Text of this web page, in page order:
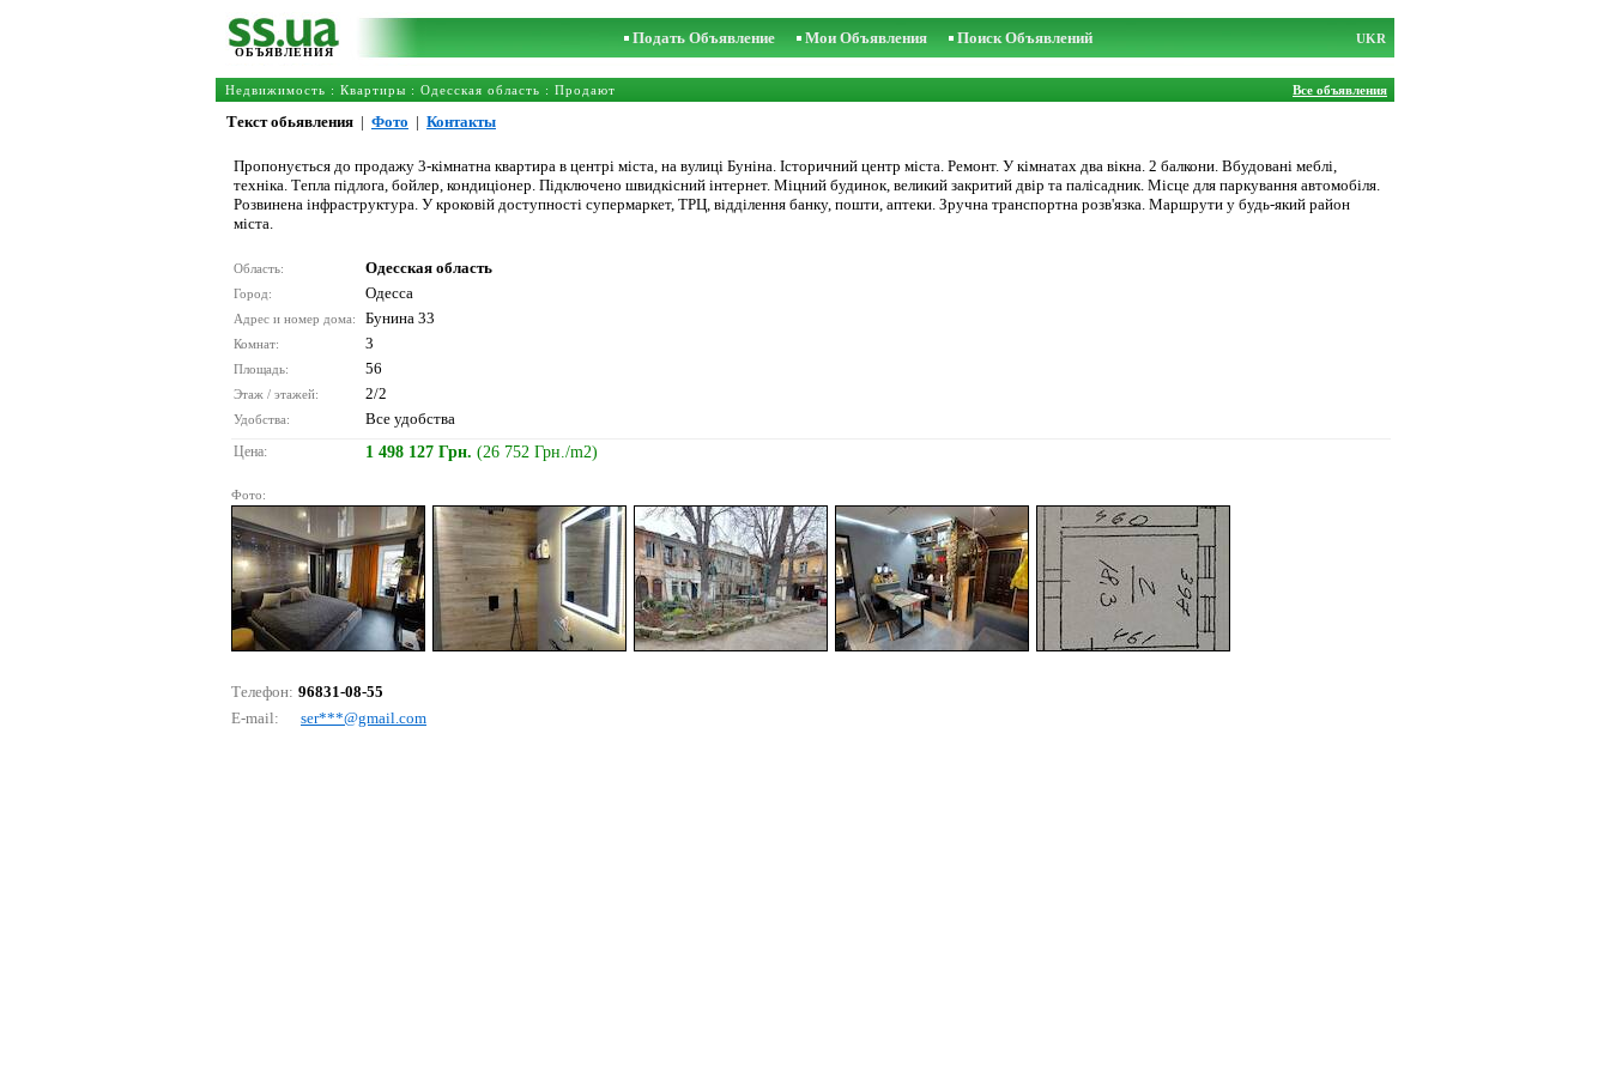
ОБЪЯВЛЕНИЯ
Подать Объявление Мои Объявления Поиск Объявлений UKR
Недвижимость : Квартиры : Одесская область : Продают Все объявления
Текст обьявления | Фото | Контакты
Пропонується до продажу 3-кімнатна квартира в центрі міста, на вулиці Буніна. Історичний центр міста. Ремонт. У кімнатах два вікна. 2 балкони. Вбудовані меблі,
техніка. Тепла підлога, бойлер, кондиціонер. Підключено швидкісний інтернет. Міцний будинок, великий закритий двір та палісадник. Місце для паркування автомобіля.
Розвинена інфраструктура. У кроковій доступності супермаркет, ТРЦ, відділення банку, пошти, аптеки. Зручна транспортна розв'язка. Маршрути у будь-який район
міста.
Область: Одесская область
Город: Одесса
Адрес и номер дома: Бунина 33
Комнат: 3
Площадь: 56
Этаж / этажей: 2/2
Удобства: Все удобства
Цена: 1 498 127 Грн. (26 752 Грн./m2)
Фото:
Телефон: 96831-08-55
E-mail:
sеr***@gmаil.соm